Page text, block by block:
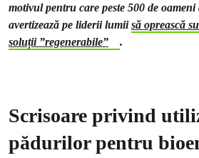
motivul pentru care peste 500 de
avertizează pe liderii lumiisă oprească
soluții ”regenerabile”
.
Scrisoare privind
pădurilor pentru